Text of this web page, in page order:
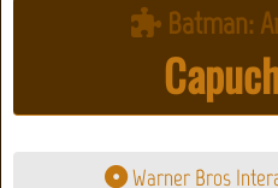
Batman:
Warner Bros